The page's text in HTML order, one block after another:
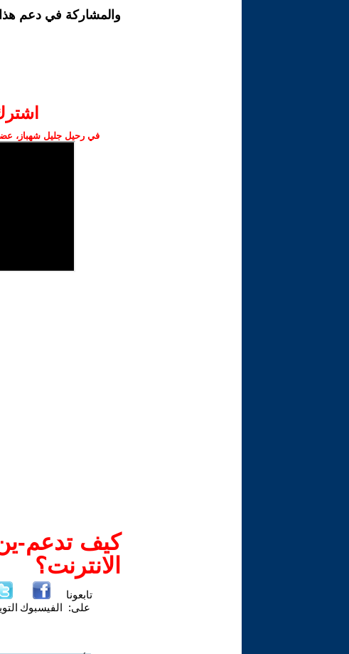
والمشاركة في دعم
في رحيل جليل شهباز،
كيف تدعم-ين
الانترنت؟
تابعونا
على: الفيسبوك